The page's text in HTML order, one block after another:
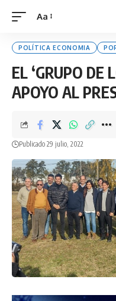
Font
Aa
POLÍTICA ECONOMIA
EL ‘GRUPO DE
APOYO AL
Publicado 29 julio, 2022